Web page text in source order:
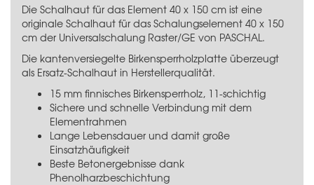
Die Schalhaut für das Element 40 x 150 cm ist eine
originale Schalhaut für das Schalungselement 40 x 150
cm der Universalschalung Raster/GE von PASCHAL.
Die kantenversiegelte Birkensperrholzplatte überzeugt
als Ersatz-Schalhaut in Herstellerqualität.
15 mm finnisches Birkensperrholz, 11-schichtig
Sichere und schnelle Verbindung mit dem
Elementrahmen
Lange Lebensdauer und damit große
Einsatzhäufigkeit
Beste Betonergebnisse dank
Phenolharzbeschichtung